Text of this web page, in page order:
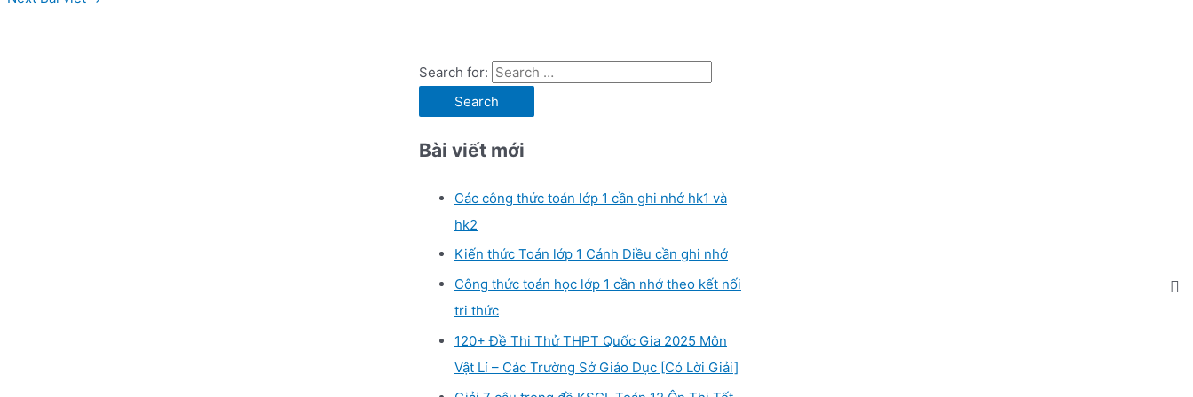
Search for:
Bài viết mới
Các công thức toán lớp 1 cần ghi nhớ hk1 và
hk2
Kiến thức Toán lớp 1 Cánh Diều cần ghi nhớ
Công thức toán học lớp 1 cần nhớ theo kết nối
tri thức
120+ Đề Thi Thử THPT Quốc Gia 2025 Môn
Vật Lí – Các Trường Sở Giáo Dục [Có Lời Giải]